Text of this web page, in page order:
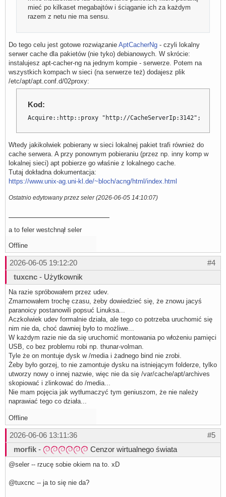
mieć po kilkaset megabajtów i ściąganie ich za każdym
razem z netu nie ma sensu.
Do tego celu jest gotowe rozwiązanie AptCacherNg - czyli lokalny
serwer cache dla pakietów (nie tyko) debianowych. W skrócie:
instalujesz apt-cacher-ng na jednym kompie - serwerze. Potem na
wszystkich kompach w sieci (na serwerze też) dodajesz plik
/etc/apt/apt.conf.d/02proxy:
Kod:
Acquire::http::proxy "http://CacheServerIp:3142";
Wtedy jakikolwiek pobierany w sieci lokalnej pakiet trafi również do
cache serwera. A przy ponownym pobieraniu (przez np. inny komp w
lokalnej sieci) apt pobierze go właśnie z lokalnego cache.
Tutaj dokładna dokumentacja:
https://www.unix-ag.uni-kl.de/~bloch/acng/html/index.html
Ostatnio edytowany przez seler (2026-06-05 14:10:07)
a to feler westchnął seler
Offline
#4
2026-06-05 19:12:20
tuxcnc - Użytkownik
Na razie spróbowałem przez udev.
Zmarnowałem trochę czasu, żeby dowiedzieć się, że znowu jacyś
paranoicy postanowili popsuć Linuksa...
Aczkolwiek udev formalnie działa, ale tego co potrzeba uruchomić się
nim nie da, choć dawniej było to możliwe...
W każdym razie nie da się uruchomić montowania po włożeniu pamięci
USB, co bez problemu robi np. thunar-volman.
Tyle że on montuje dysk w /media i żadnego bind nie zrobi.
Żeby było gorzej, to nie zamontuje dysku na istniejącym folderze, tylko
utworzy nowy o innej nazwie, więc nie da się /var/cache/apt/archives
skopiować i zlinkować do /media...
Nie mam pojęcia jak wytłumaczyć tym geniuszom, że nie należy
naprawiać tego co działa...
Offline
#5
2026-06-06 13:11:36
morfik - Cenzor wirtualnego świata
@seler -- rzucę sobie okiem na to. xD
@tuxcnc -- ja to się nie da?